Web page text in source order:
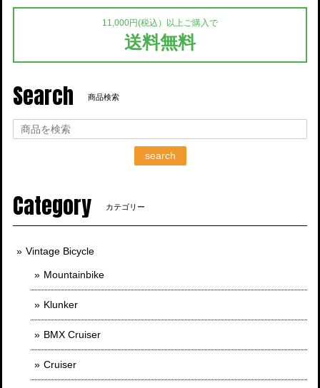
11,000円(税込）以上ご購入で
送料無料
Search 商品検索
search
Category カテゴリー
Vintage Bicycle
Mountainbike
Klunker
BMX Cruiser
Cruiser